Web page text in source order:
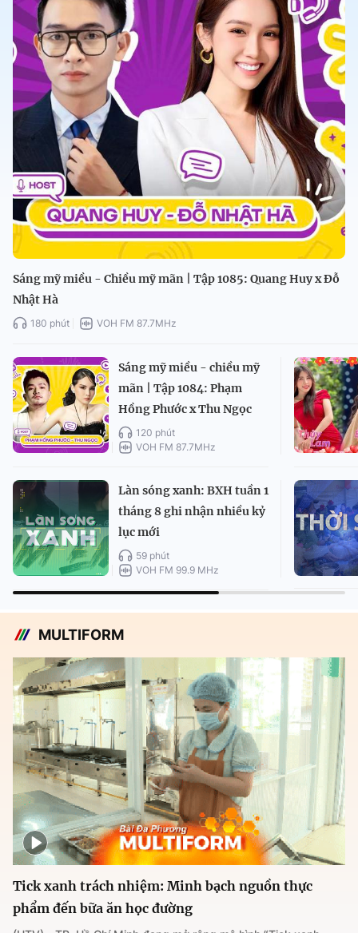
Sáng mỹ miều - Chiều mỹ mãn | Tập 1085: Quang Huy x Đỗ
Nhật Hà
180 phút VOH FM 87.7MHz
Sáng mỹ miều - chiều mỹ
mãn | Tập 1084: Phạm
Hồng Phước x Thu Ngọc
120 phút
VOH FM 87.7MHz
Làn sóng xanh: BXH tuần 1
tháng 8 ghi nhận nhiều kỷ
lục mới
59 phút
VOH FM 99.9 MHz
MULTIFORM
Tick xanh trách nhiệm: Minh bạch nguồn thực
phẩm đến bữa ăn học đường